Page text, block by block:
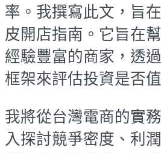
率。我撰寫此文，旨
皮開店指南。它旨在
經驗豐富的商家，透
框架來評估投資是否
我將從台灣電商的實
入探討競爭密度、利